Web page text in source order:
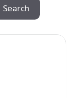
Search